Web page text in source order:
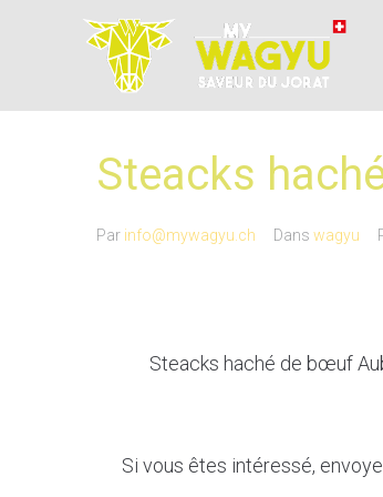
Steacks
Par info@mywagyu.ch Dans wagyu
Steacks haché de bœuf
Si vous êtes intéressé,